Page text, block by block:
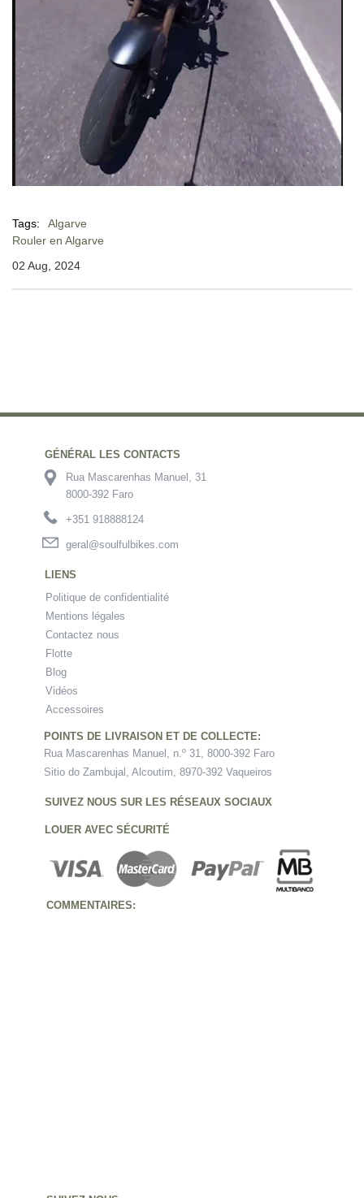
Tags:
Algarve
Rouler en Algarve
02 Aug, 2024
GÉNÉRAL LES CONTACTS
Rua Mascarenhas Manuel, 31
8000-392 Faro
+351 918888124
geral@soulfulbikes.com
LIENS
Politique de confidentialité
Mentions légales
Contactez nous
Flotte
Blog
Vidéos
Accessoires
POINTS DE LIVRAISON ET DE COLLECTE:
Rua Mascarenhas Manuel, n.º 31, 8000-392 Faro
Sitio do Zambujal, Alcoutim, 8970-392 Vaqueiros
SUIVEZ NOUS SUR LES RÉSEAUX SOCIAUX
LOUER AVEC SÉCURITÉ
COMMENTAIRES: